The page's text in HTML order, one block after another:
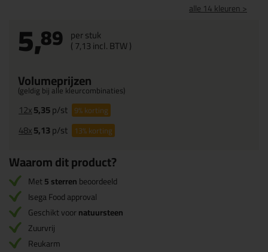
alle 14 kleuren >
5,89 per stuk
(7,13incl. BTW )
Volumeprijzen
(geldig bij alle kleurcombinaties)
12x5,35p/st 9%korting
48x5,13p/st 13%korting
Waarom dit product?
Met5 sterrenbeoordeeld
Isega Food approval
Geschikt voornatuursteen
Zuurvrij
Reukarm